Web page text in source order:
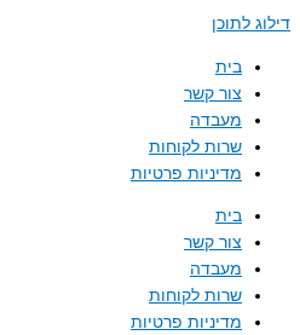
דילוג לתוכן
בית
צור קשר
מעבדה
שרות לקוחות
מדיניות פרטיות
בית
צור קשר
מעבדה
שרות לקוחות
מדיניות פרטיות